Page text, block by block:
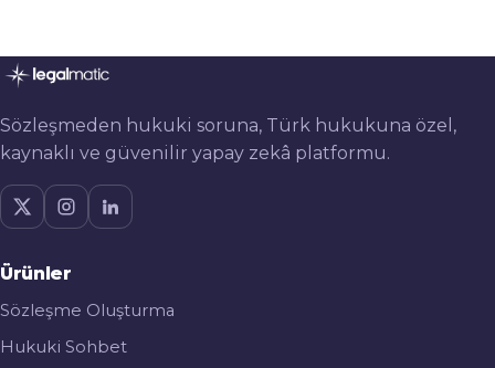
Sözleşmeden hukuki soruna, Türk hukukuna özel,
kaynaklı ve güvenilir yapay zekâ platformu.
Ürünler
Sözleşme Oluşturma
Hukuki Sohbet